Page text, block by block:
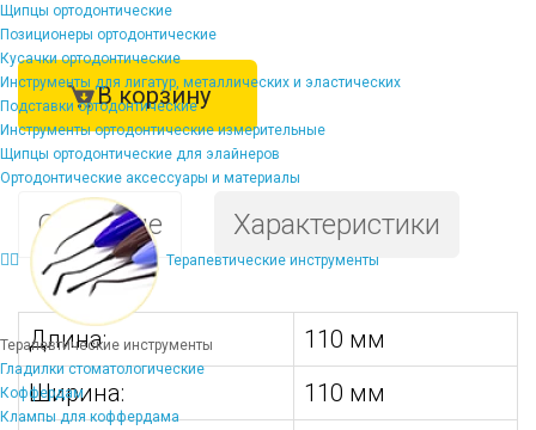
Щипцы ортодонтические
Позиционеры ортодонтические
Кусачки ортодонтические
Инструменты для лигатур, металлических и эластических
Подставки ортодонтические
Инструменты ортодонтические измерительные
Щипцы ортодонтические для элайнеров
Ортодонтические аксессуары и материалы
Терапевтические инструменты
Терапевтические инструменты
Гладилки стоматологические
Коффердам
Клампы для коффердама
В корзину
Описание Характеристики
Длина:
110 мм
Ширина:
110 мм